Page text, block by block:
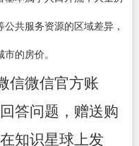
共服务资源的区域差异，
的房价。
信微信官方账
答问题，赠送购
知识星球上发